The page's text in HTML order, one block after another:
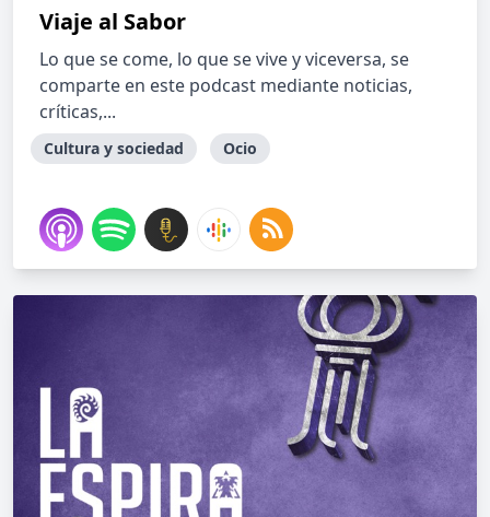
Viaje al Sabor
Lo que se come, lo que se vive y viceversa, se
comparte en este podcast mediante noticias,
críticas,...
Cultura y sociedad Ocio